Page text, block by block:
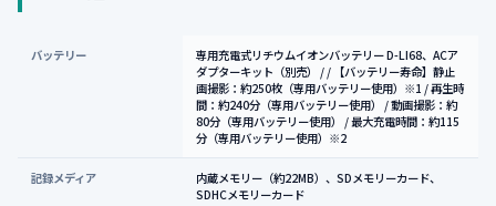
バッテリー
専用充電式リチウムイオンバッテリー D-LI68、ACア
ダプターキット（別売） / / 【バッテリー寿命】静止
画撮影：約250枚（専用バッテリー使用）※1 / 再生時
間：約240分（専用バッテリー使用） / 動画撮影：約
80分（専用バッテリー使用） / 最大充電時間：約115
分（専用バッテリー使用）※2
記録メディア
内蔵メモリー（約22MB）、SDメモリーカード、
SDHCメモリーカード